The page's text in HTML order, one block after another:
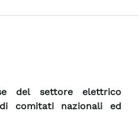
del settore elettrico
comitati nazionali ed